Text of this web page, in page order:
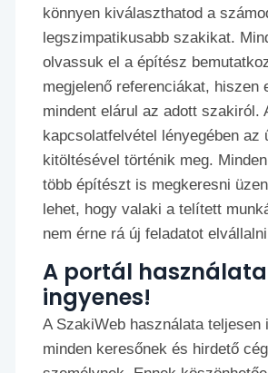
könnyen kiválaszthatod a
legszimpatikusabb szakikat.
olvassuk el a építész
megjelenő referenciákat, hiszen
mindent elárul az adott szakiról.
kapcsolatfelvétel lényegében az
kitöltésével történik meg.
több építészt is megkeresni
lehet, hogy valaki a telített
nem érne rá új feladatot
A portál
ingyenes!
A SzakiWeb használata teljesen
minden keresőnek és hirdető